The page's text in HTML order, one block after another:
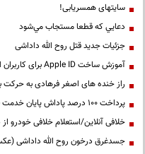
سایتهای همسریابی!
دعايي كه قطعا مستجاب مي‌شود
جزئیات جدید قتل روح الله داداشی
آموزش ساخت Apple ID برای کاربران ایرانی
راز خنده های اصغر فرهادی به حرکت
پرداخت ۱۰۰ درصد پاداش پایان خدمت فرهنگیان
خلافی آنلاین/استعلام خلافی خودرو
جسدغرق درخون روح الله داداشی